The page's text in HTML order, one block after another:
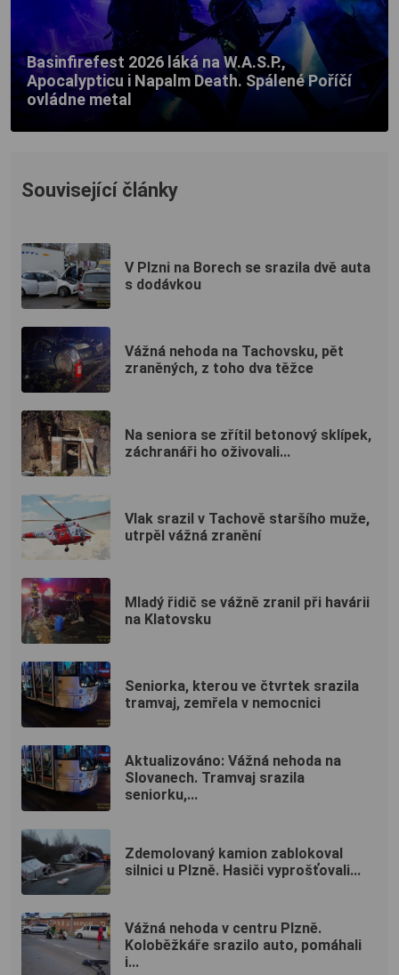
Basinfirefest 2026 láká na W.A.S.P.,
Apocalypticu i Napalm Death. Spálené Poříčí
ovládne metal
Související články
V Plzni na Borech se srazila dvě auta
s dodávkou
Vážná nehoda na Tachovsku, pět
zraněných, z toho dva těžce
Na seniora se zřítil betonový sklípek,
záchranáři ho oživovali...
Vlak srazil v Tachově staršího muže,
utrpěl vážná zranění
Mladý řidič se vážně zranil při havárii
na Klatovsku
Seniorka, kterou ve čtvrtek srazila
tramvaj, zemřela v nemocnici
Aktualizováno: Vážná nehoda na
Slovanech. Tramvaj srazila
seniorku,...
Zdemolovaný kamion zablokoval
silnici u Plzně. Hasiči vyprošťovali...
Vážná nehoda v centru Plzně.
Koloběžkáře srazilo auto, pomáhali
i...